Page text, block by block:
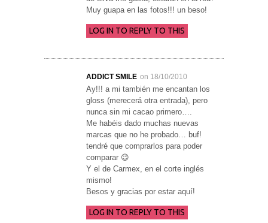
Muy guapa en las fotos!!! un beso!
LOG IN TO REPLY TO THIS
ADDICT SMILE on 18/10/2010
Ay!!! a mi también me encantan los
gloss (merecerá otra entrada), pero
nunca sin mi cacao primero….
Me habéis dado muchas nuevas
marcas que no he probado… buf!
tendré que comprarlos para poder
comparar 😉
Y el de Carmex, en el corte inglés
mismo!
Besos y gracias por estar aquí!
LOG IN TO REPLY TO THIS